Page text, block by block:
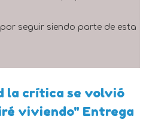
seguir siendo parte de esta
la crítica se volvió
viviendo" Entrega